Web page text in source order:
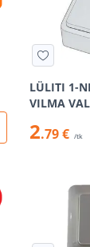
LÜLITI 1-
VILMA
2.79 € /tk